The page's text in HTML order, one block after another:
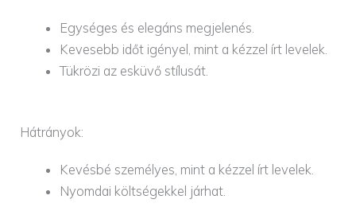
Egységes és elegáns megjelenés.
Kevesebb időt igényel, mint a kézzel írt levelek.
Tükrözi az esküvő stílusát.
Hátrányok:
Kevésbé személyes, mint a kézzel írt levelek.
Nyomdai költségekkel járhat.